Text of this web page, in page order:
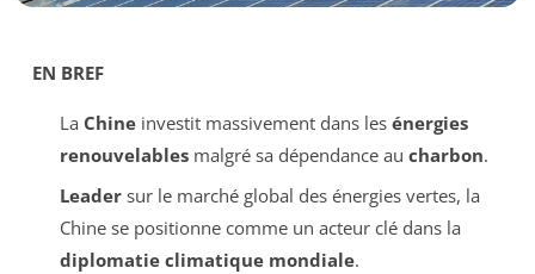
EN BREF
La Chineinvestit massivement dans les énergies
renouvelablesmalgré sa dépendance au charbon.
Leadersur le marché global des énergies vertes, la
Chine se positionne comme un acteur clé dans la
diplomatie climatique mondiale.